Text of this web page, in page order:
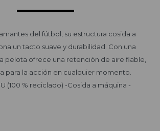
del fútbol, su estructura cosida a
un tacto suave y durabilidad. Con una
pelota ofrece una retención de aire fiable,
para la acción en cualquier momento.
(100 % reciclado) -Cosida a máquina -